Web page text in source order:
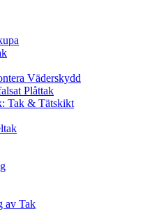
Väderskydd
Plåttak
Tak & Tätskikt
av Tak